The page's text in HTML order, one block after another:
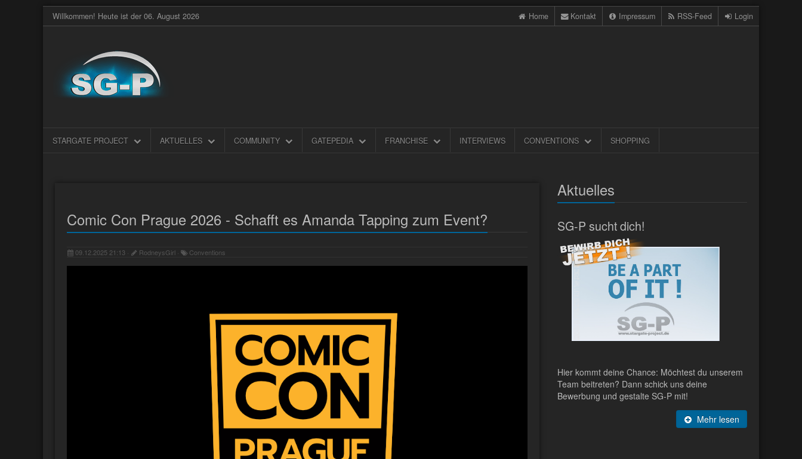
Willkommen! Heute ist der 06. August 2026 Home Kontakt Impressum RSS-Feed Login
STARGATE PROJECT AKTUELLES COMMUNITY GATEPEDIA FRANCHISE INTERVIEWS CONVENTIONS SHOPPING
Comic Con Prague 2026 - Schafft es Amanda Tapping zum Event?
09.12.2025 21:13 · RodneysGirl · Conventions
Aktuelles
SG-P sucht dich!
Hier kommt deine Chance: Möchtest du unserem
Team beitreten? Dann schick uns deine
Bewerbung und gestalte SG-P mit!
Mehr lesen